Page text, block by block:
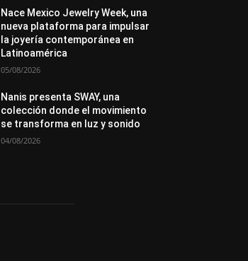
Nace Mexico Jewelry Week, una
nueva plataforma para impulsar
la joyería contemporánea en
Latinoamérica
05/08/2026
Nanis presenta SWAY, una
colección donde el movimiento
se transforma en luz y sonido
04/08/2026